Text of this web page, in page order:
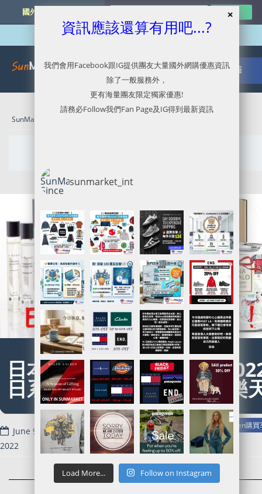
國外網購最新資訊
SunMarket 代購．代運．代寄
Read more
日本香水代購計劃啟動!!
日系香水推薦@Rakuten樂
樂天Rakuten代購/代運/集運服務指南 | EVE止痛藥可在Rakuten購買?
June 9,
2022
資訊應該還算有用吧...?
我們會用Facebook跟IG提供團友大量國外網購優惠資訊
除了一般服務外，
更有海量團友限定獨家優惠!
請務必Follow我們Fan Page及IG得到最新資訊
sunmarket_int
Load More... Follow on Instagram